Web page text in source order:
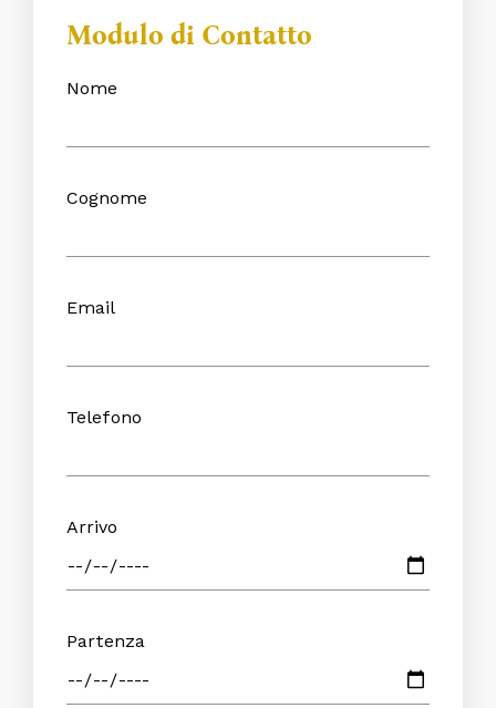
Modulo di Contatto
Nome
Cognome
Email
Telefono
Arrivo
Partenza
Vitanova Spa & Wellness
Restaurant
Chambres & Suites
Offres Spéciales